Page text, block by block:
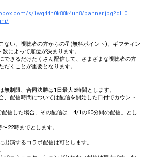
s/1wq44h0k88k4uh8/banner.jpg?dl=0
ない、視聴者の方からの星(無料ポイント)、ギフティン
によって順位が決まります。
できるだけたくさん配信して、さまざまな視聴者の方
だくことが重要となります。
無制限、合同決勝は1日最大3時間とします。
、配信時間については配信を開始した日付でカウント
信した場合、その配信は「4/1の60分間の配信」とし
22時までとします。
出演するコラボ配信は可とします。